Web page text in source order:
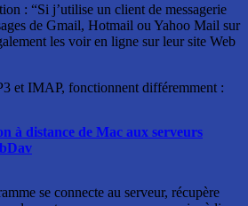
: “Si j’utilise un client de messagerie
de Gmail, Hotmail ou Yahoo Mail sur
les voir en ligne sur leur site Web
et IMAP, fonctionnent différemment :
à distance de Mac aux serveurs
se connecte au serveur, récupère